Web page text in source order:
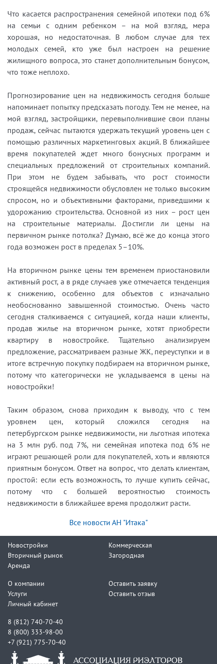
Что касается распространения семейной ипотеки под 6%
на семьи с одним ребенком – на мой взгляд, мера
хорошая, но недостаточная. В любом случае для тех
молодых семей, кто уже был настроен на решение
жилищного вопроса, это станет дополнительным бонусом,
что тоже неплохо.
Прогнозирование цен на недвижимость сегодня больше
напоминает попытку предсказать погоду. Тем не менее, на
мой взгляд, застройщики, перевыполнившие свои планы
продаж, сейчас пытаются удержать текущий уровень цен с
помощью различных маркетинговых акций. В ближайшее
время покупателей ждет много бонусных программ и
специальных предложений от строительных компаний.
При этом не будем забывать, что рост стоимости
строящейся недвижимости обусловлен не только высоким
спросом, но и объективными факторами, приведшими к
удорожанию строительства. Основной из них – рост цен
на строительные материалы. Достигли ли цены на
первичном рынке потолка? Думаю, всё же до конца этого
года возможен рост в пределах 5–10%.
На вторичном рынке цены тем временем приостановили
активный рост, а в ряде случаев уже отмечается тенденция
к снижению, особенно для объектов с изначально
необоснованно завышенной стоимостью. Очень часто
сегодня сталкиваемся с ситуацией, когда наши клиенты,
продав жилье на вторичном рынке, хотят приобрести
квартиру в новостройке. Тщательно анализируем
предложение, рассматриваем разные ЖК, переуступки и в
итоге встречную покупку подбираем на вторичном рынке,
потому что категорически не укладываемся в цены на
новостройки!
Таким образом, снова приходим к выводу, что с тем
уровнем цен, который сложился сегодня на
петербургском рынке недвижимости, ни льготная ипотека
на 3 млн руб. под 7%, ни семейная ипотека под 6% не
играют решающей роли для покупателей, хоть и являются
приятным бонусом. Ответ на вопрос, что делать клиентам,
простой: если есть возможность, то лучше купить сейчас,
потому что с большей вероятностью стоимость
недвижимости в ближайшее время продолжит расти.
Все новости АН "Итака"
Новостройки
Вторичный рынок
Аренда
Коммерческая
Загородная
О компании
Услуги
Личный кабинет
Оставить заявку
Оставить отзыв
8 (812) 740-70-40
8 (800) 333-98-00
+7 (921) 775-70-40